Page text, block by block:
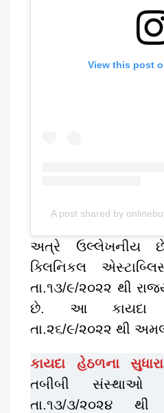
View this post
A post shared by
અત્રે ઉલ્લેખનીય
ક્લિનિકલ
તા.૧૩/૯/૨૦૨૨ થી
છે. આ કાયદા
તા.૨૬/૯/૨૦૨૨ થી
કાયદા હેઠળના
તબીબી સંસ્થાઓ
તા.૧૩/૩/૨૦૨૪